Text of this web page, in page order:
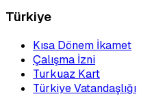
Türkiye
Kısa Dönem İkamet
Çalışma İzni
Turkuaz Kart
Türkiye Vatandaşlığı